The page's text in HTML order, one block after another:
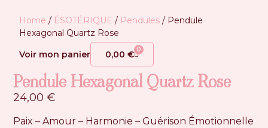
Home / ÉSOTÉRIQUE / Pendules / Pendule
Hexagonal Quartz Rose
Voir mon panier
0,00€ 0
Pendule Hexagonal Quartz Rose
24,00€
Paix – Amour – Harmonie – Guérison Émotionnelle